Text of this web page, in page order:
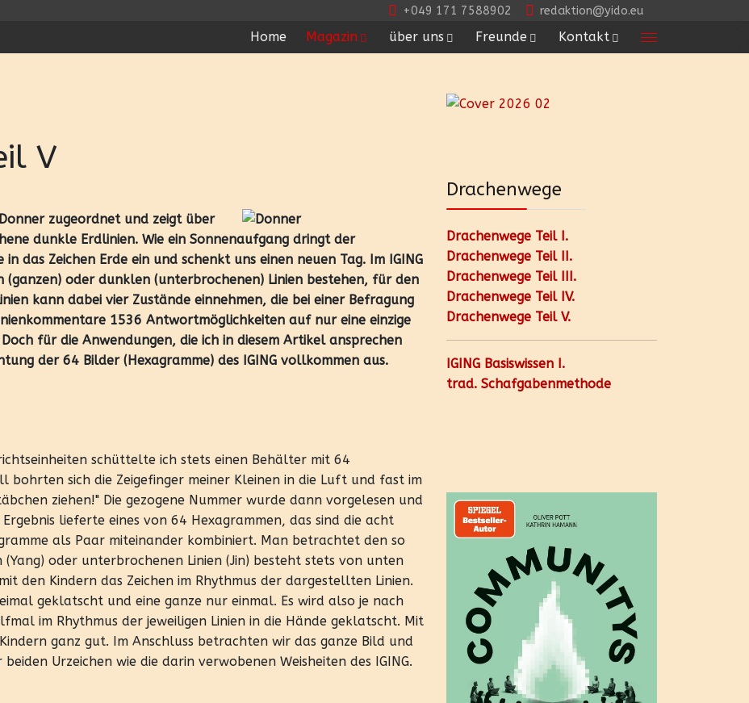
+049 171 7588902 redaktion@yido.eu
Home Magazin über uns Freunde Kontakt
V
zugeordnet und zeigt über
dunkle Erdlinien. Wie ein Sonnenaufgang dringt der
das Zeichen Erde ein und schenkt uns einen neuen Tag. Im IGING
oder dunklen (unterbrochenen) Linien bestehen, für den
kann dabei vier Zustände einnehmen, die bei einer Befragung
1536 Antwortmöglichkeiten auf nur eine einzige
für die Anwendungen, die ich in diesem Artikel ansprechen
der 64 Bilder (Hexagramme) des IGING vollkommen aus.
schüttelte ich stets einen Behälter mit 64
bohrten sich die Zeigefinger meiner Kleinen in die Luft und fast im
ziehen!" Die gezogene Nummer wurde dann vorgelesen und
lieferte eines von 64 Hexagrammen, das sind die acht
als Paar miteinander kombiniert. Man betrachtet den so
oder unterbrochenen Linien (Jin) besteht stets von unten
den Kindern das Zeichen im Rhythmus der dargestellten Linien.
geklatscht und eine ganze nur einmal. Es wird also je nach
im Rhythmus der jeweiligen Linien in die Hände geklatscht. Mit
ganz gut. Im Anschluss betrachten wir das ganze Bild und
Urzeichen wie die darin verwobenen Weisheiten des IGING.
Drachenwege
Drachenwege Teil I.
Drachenwege Teil II.
Drachenwege Teil III.
Drachenwege Teil IV.
Drachenwege Teil V.
IGING Basiswissen I.
trad. Schafgabenmethode